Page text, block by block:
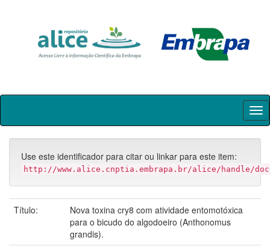
Skip
Use este identificador para citar ou linkar para este item:
http://www.alice.cnptia.embrapa.br/alice/handle/
Título:
Nova toxina cry8 com atividade entomotóxica
para o bicudo do algodoeiro (Anthonomus
grandis).